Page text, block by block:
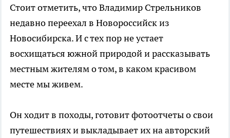
Стоит отметить, что Владимир Стрельников
недавно переехал в Новороссийск из
Новосибирска. И с тех пор не устает
восхищаться южной природой и рассказывать
местным жителям о том, в каком красивом
месте мы живем.
Он ходит в походы, готовит фотоотчеты о свои
путешествиях и выкладывает их на авторский